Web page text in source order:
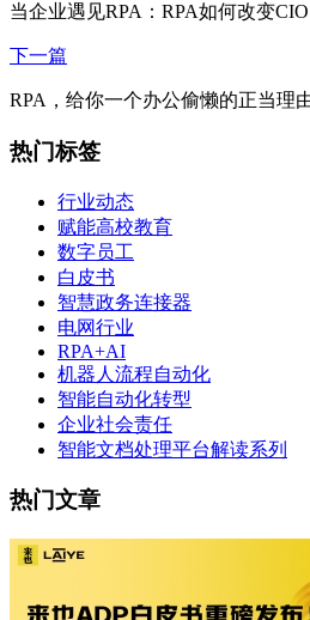
当企业遇见RPA：RPA如何改变
下一篇
RPA，给你一个办公偷懒的正当理
热门标签
行业动态
赋能高校教育
数字员工
白皮书
智慧政务连接器
电网行业
RPA+AI
机器人流程自动化
智能自动化转型
企业社会责任
智能文档处理平台解读系列
热门文章